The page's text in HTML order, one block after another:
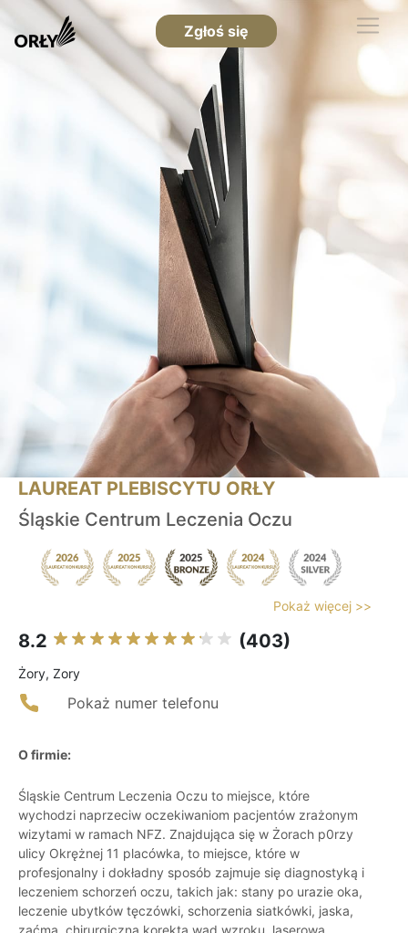
Zgłoś się
LAUREAT PLEBISCYTU ORŁY
Śląskie Centrum Leczenia Oczu
Pokaż więcej >>
8.2 (403)
Żory, Zory
Pokaż numer telefonu
O firmie:
Śląskie Centrum Leczenia Oczu to miejsce, które
wychodzi naprzeciw oczekiwaniom pacjentów zrażonym
wizytami w ramach NFZ. Znajdująca się w Żorach p0rzy
ulicy Okrężnej 11 placówka, to miejsce, które w
profesjonalny i dokładny sposób zajmuje się diagnostyką i
leczeniem schorzeń oczu, takich jak: stany po urazie oka,
leczenie ubytków tęczówki, schorzenia siatkówki, jaska,
zaćma, chirurgiczna korekta wad wzroku, laserowa